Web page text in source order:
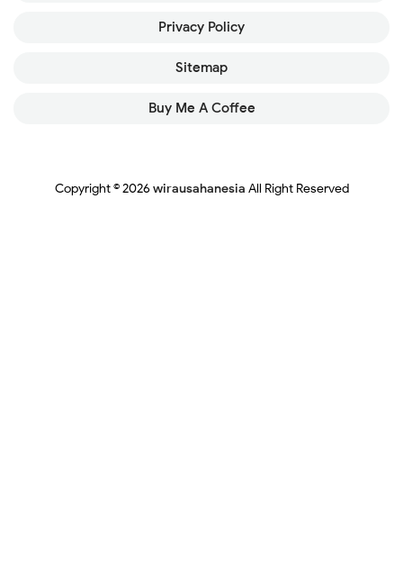
Privacy Policy
Sitemap
Buy Me A Coffee
Copyright ©2026 wirausahanesia All Right Reserved